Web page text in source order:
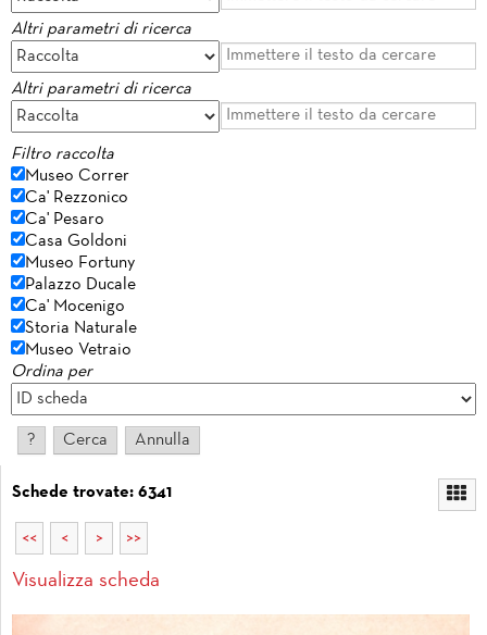
Altri parametri di ricerca
Altri parametri di ricerca
Filtro raccolta
Museo Correr
Ca' Rezzonico
Ca' Pesaro
Casa Goldoni
Museo Fortuny
Palazzo Ducale
Ca' Mocenigo
Storia Naturale
Museo Vetraio
Ordina per
Schede trovate: 6341
<< < > >>
Visualizza scheda